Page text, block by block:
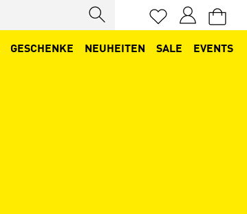
GESCHENKE NEUHEITEN SALE EVENTS